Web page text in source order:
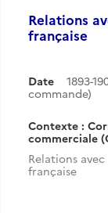
Relations
française
Date 1893-
commande)
Contexte :
commerciale
Relations
française